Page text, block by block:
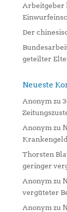
e
:
Arbeitgeber
Der
geteilter
Neueste
Anonym zu
Anonym zu
Thorsten
geringer
Anonym zu
vergüteter
Anonym zu